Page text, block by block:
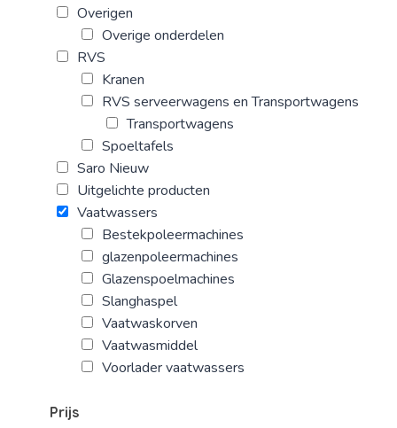
Overigen
Overige onderdelen
RVS
Kranen
RVS serveerwagens en Transportwagens
Transportwagens
Spoeltafels
Saro Nieuw
Uitgelichte producten
Vaatwassers
Bestekpoleermachines
glazenpoleermachines
Glazenspoelmachines
Slanghaspel
Vaatwaskorven
Vaatwasmiddel
Voorlader vaatwassers
Prijs